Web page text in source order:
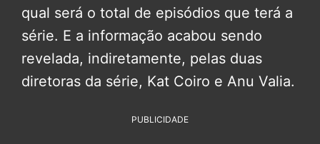
qual será o total de episódios que terá a
série. E a informação acabou sendo
revelada, indiretamente, pelas duas
diretoras da série, Kat Coiro e Anu Valia.
PUBLICIDADE